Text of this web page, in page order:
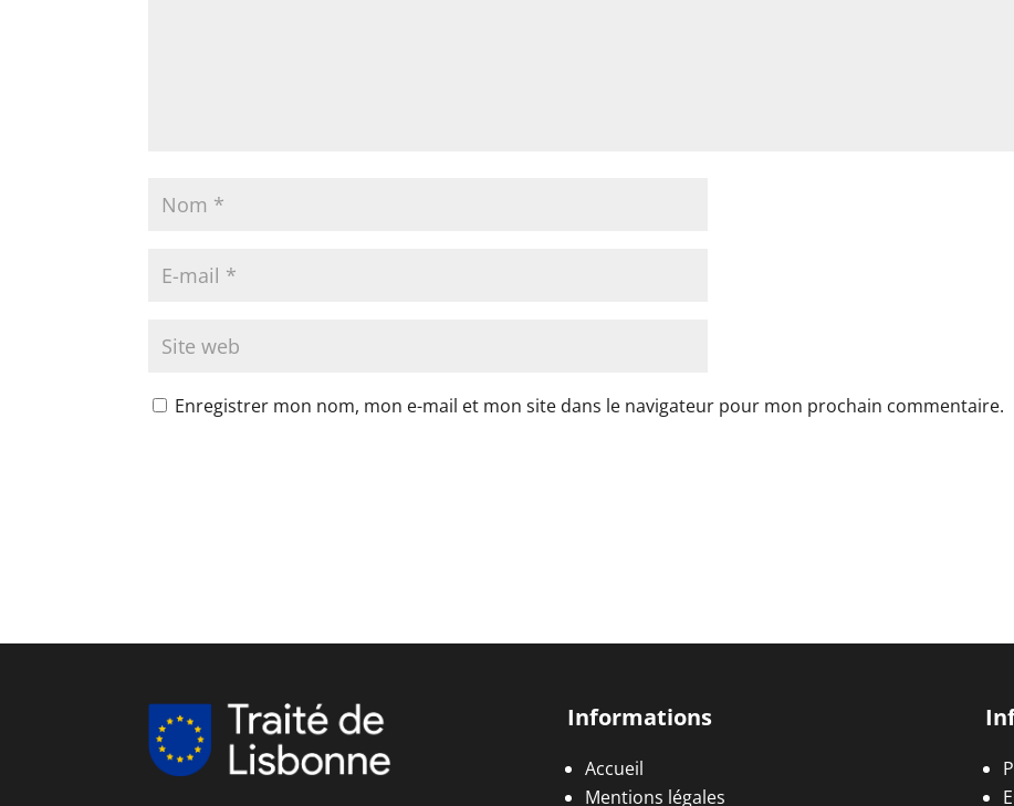
Enregistrer mon nom, mon e-mail et mon site dans le navigateur pour mon prochain commentaire.
Informations
Accueil
Mentions légales